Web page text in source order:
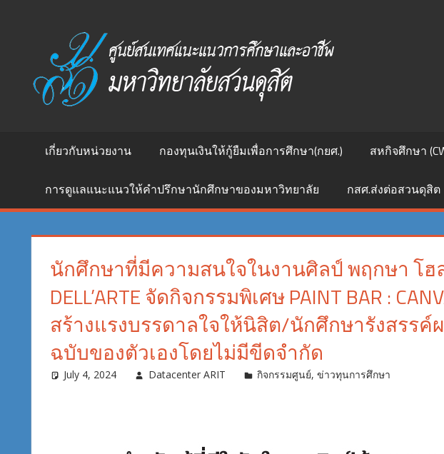
การ
ศึกษา
และ
อาชีพ
สนเทศ
แนะแนว
การ
ศึกษา
อาชีพ
เกี่ยวกับหน่วยงาน กองทุนเงินให้กู้ยืมเพื่อการศึกษา(กยศ.) สหกิจศึกษา
การดูแลแนะแนวให้คำปรึกษานักศึกษาของมหาวิทยาลัย กสศ.ส่งต่อสวนดุสิต
นักศึกษาที่มีความสนใจในงานศิลป์ พฤกษา โฮล
DELL’ARTE จัดกิจกรรมพิเศษ PAINT BAR :
สร้างแรงบรรดาลใจให้นิสิต/นักศึกษารังสรรค์
ฉบับของตัวเองโดยไม่มีขีดจำกัด
July 4, 2024 Datacenter ARIT กิจกรรมศูนย์,ข่าวทุนการศึกษา